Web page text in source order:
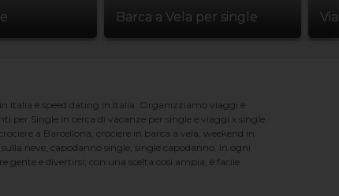
Barca a Vela per single
Italia e speed dating in Italia. Organizziamo viaggi e
per Single in cerca di vacanze per single e viaggi x single.
a Barcellona, crociere in barca a vela, weekend in
neve, capodanno single, single capodanno. In ogni
e divertirsi; con una scelta cosi ampia, è facile